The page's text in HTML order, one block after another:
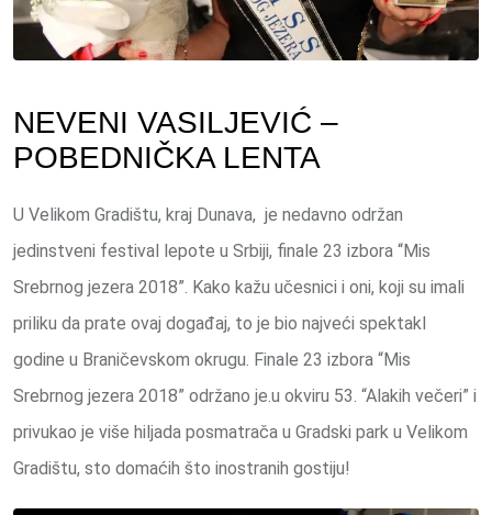
NEVENI VASILJEVIĆ –
POBEDNIČKA LENTA
U Velikom Gradištu, kraj Dunava, je nedavno održan
jedinstveni festival lepote u Srbiji, finale 23 izbora “Mis
Srebrnog jezera 2018”. Kako kažu učesnici i oni, koji su imali
priliku da prate ovaj događaj, to je bio najveći spektakl
godine u Braničevskom okrugu. Finale 23 izbora “Mis
Srebrnog jezera 2018” održano je.u okviru 53. “Alakih večeri” i
privukao je više hiljada posmatrača u Gradski park u Velikom
Gradištu, sto domaćih što inostranih gostiju!